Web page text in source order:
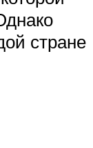
стране